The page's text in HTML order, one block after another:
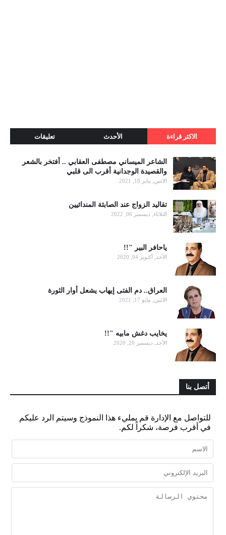
الاكثر قراءة الأحدث تعليقات
الشاعر الميساني مصطفى العقابي .. أفتخر بالشعر
والقصيدة الوجدانية أقرب الى قلبي
الاثنين, يناير 18, 2021
تقاليد الزواج عند الصابئة المندائيين
الثلاثاء, ديسمبر 06, 2022
ياحافر البير "!!
الأحد, أكتوبر 04, 2020
العراق.. دم الفتى إيهاب يشعل أوار الثورة
الاثنين, مايو 17, 2021
يخايب دغش مابيه "!!
الأحد, ديسمبر 20, 2020
أتصل بنا
للتواصل مع الإدارة قم بمليء هذا النموذج وسيتم الرد عليكم
في أقرب فرصة، شكراً لكم.